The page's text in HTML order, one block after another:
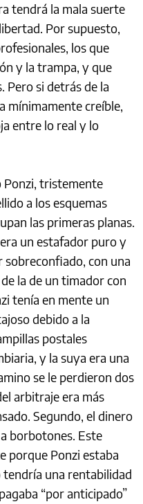
tendrá la mala suerte
Por supuesto,
los que
y la trampa, y que
Pero si detrás de la
mínimamente creíble,
entre lo real y lo
Ponzi, tristemente
a los esquemas
las primeras planas.
un estafador puro y
sobreconfiado, con una
la de un timador con
tenía en mente un
debido a la
postales
y la suya era una
se le perdieron dos
arbitraje era más
Segundo, el dinero
borbotones. Este
porque Ponzi estaba
tendría una rentabilidad
“por anticipado”